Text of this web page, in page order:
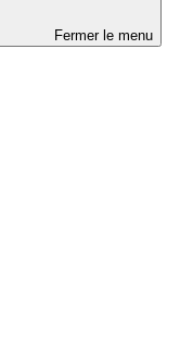
Fermer le menu